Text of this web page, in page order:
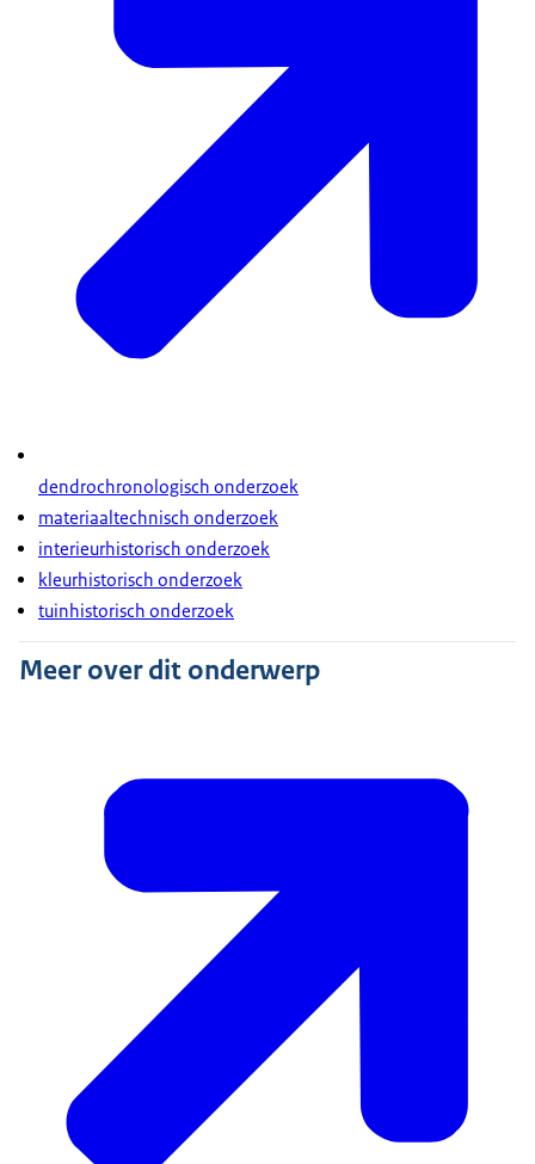
dendrochronologisch onderzoek
materiaaltechnisch onderzoek
interieurhistorisch onderzoek
kleurhistorisch onderzoek
tuinhistorisch onderzoek
Meer over dit onderwerp